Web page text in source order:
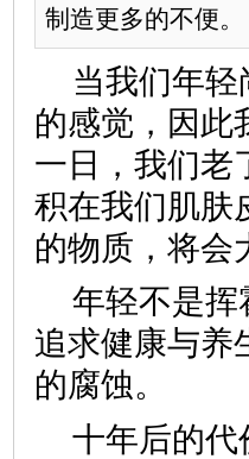
制造更多的不便。
当我们年
的感觉，因此
一日，我们老
积在我们肌肤
的物质，将会
年轻不是挥
追求健康与养
的腐蚀。
十年后的代